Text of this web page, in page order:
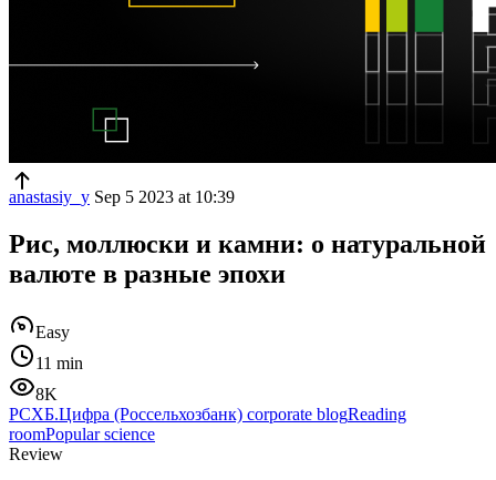
anastasiy_y Sep 5 2023 at 10:39
Рис, моллюски и камни: о натуральной
валюте в разные эпохи
Easy
11 min
8K
РСХБ.Цифра (Россельхозбанк) corporate blogReading
roomPopular science
Review